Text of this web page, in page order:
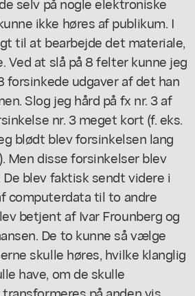
ikke høres af publikum. I
til at bearbejde det materiale,
Ved at slå på 8 felter kunne jeg
forsinkede udgaver af det han
Slog jeg hård på fx nr. 3 af
nr. 3 meget kort (f. eks.
blødt blev forsinkelsen lang
Men disse forsinkelser blev
blev faktisk sendt videre i
computerdata til to andre
betjent af Ivar Frounberg og
De to kunne så vælge
skulle høres, hvilke klanglig
have, om de skulle
på anden vis